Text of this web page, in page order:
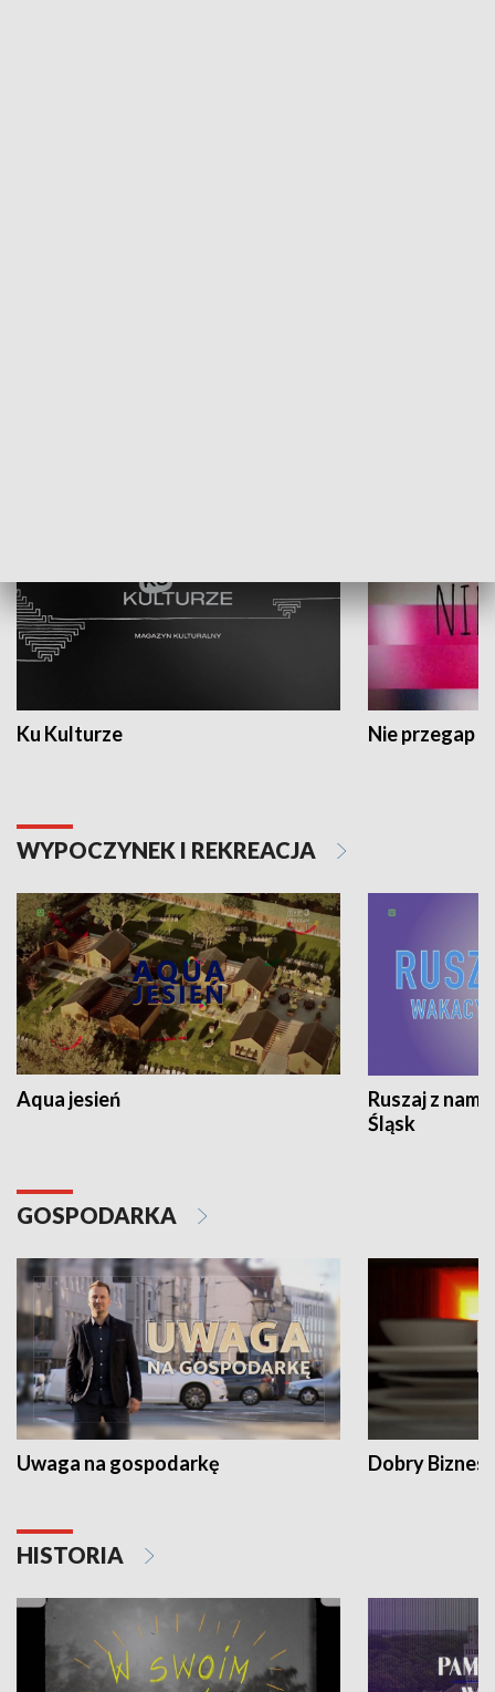
Ku Kulturze Nie przegap
WYPOCZYNEK I REKREACJA
Aqua jesień
Ruszaj z
Śląsk
GOSPODARKA
Uwaga na gospodarkę Dobry Biznes
HISTORIA